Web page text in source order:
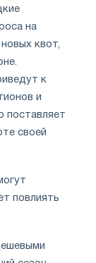
на
квот,
к
и
поставляет
своей
повлиять